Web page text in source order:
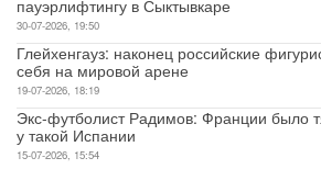
пауэрлифтингу в Сыктывкаре
30-07-2026, 19:50
Глейхенгауз: наконец российские
себя на мировой арене
19-07-2026, 18:19
Экс-футболист Радимов: Франции было
у такой Испании
15-07-2026, 15:54